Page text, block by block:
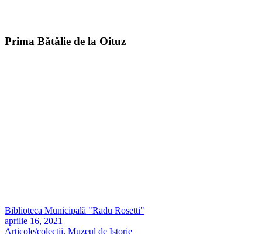
Prima Bătălie de la Oituz
Biblioteca Municipală "Radu Rosetti"
aprilie 16, 2021
Articole/colecții, Muzeul de Istorie